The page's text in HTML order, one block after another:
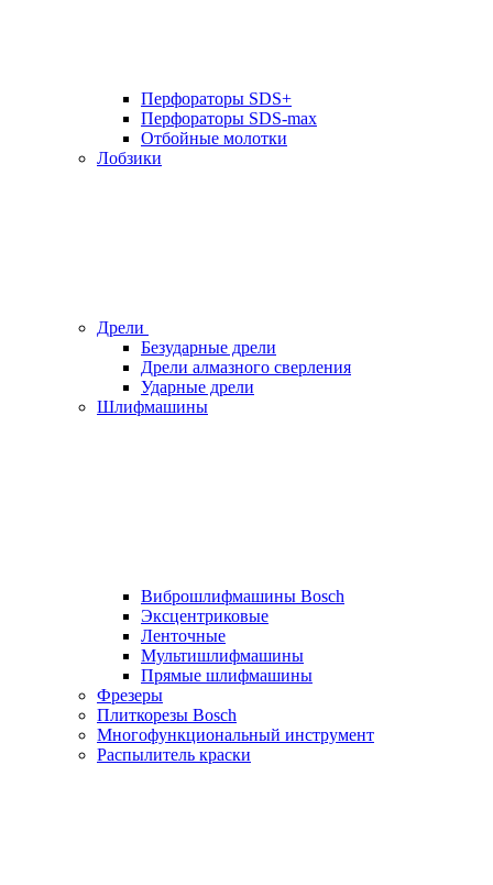
Перфораторы SDS+
Перфораторы SDS-max
Отбойные молотки
Лобзики
Дрели
Безударные дрели
Дрели алмазного сверления
Ударные дрели
Шлифмашины
Виброшлифмашины Bosch
Эксцентриковые
Ленточные
Мультишлифмашины
Прямые шлифмашины
Фрезеры
Плиткорезы Bosch
Многофункциональный инструмент
Распылитель краски